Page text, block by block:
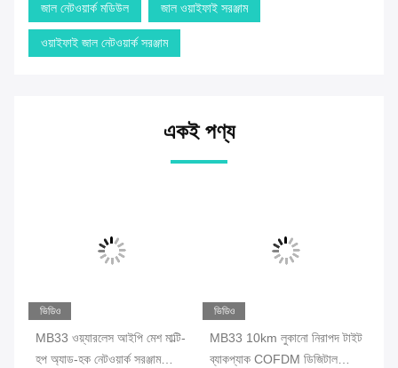
জাল নেটওয়ার্ক মডিউল জাল ওয়াইফাই সরঞ্জাম
ওয়াইফাই জাল নেটওয়ার্ক সরঞ্জাম
একই পণ্য
ভিডিও
MB33 ওয়্যারলেস আইপি মেশ মাল্টি-
হপ অ্যাড-হক নেটওয়ার্ক সরঞ্জাম
ভিডিও
MB33 10km লুকানো নিরাপদ টাইট
ব্যাকপ্যাক COFDM ডিজিটাল